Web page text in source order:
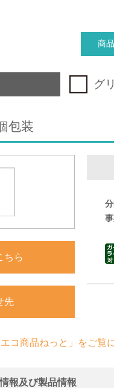
商
グ
包装
ちら
先
コ商品ねっと」をご覧
報及び製品情報